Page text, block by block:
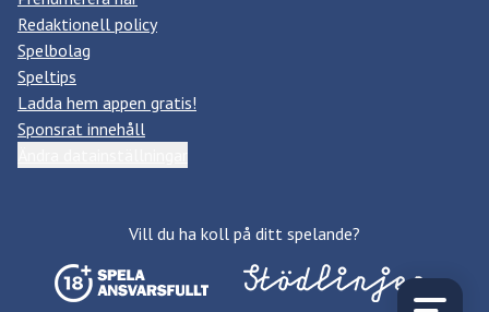
Redaktionell policy
Spelbolag
Speltips
Ladda hem appen gratis!
Sponsrat innehåll
Vill du ha koll på ditt spelande?